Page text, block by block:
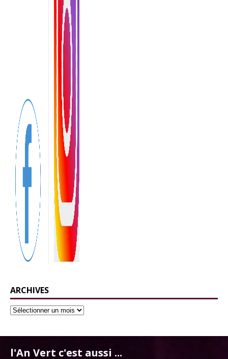
ARCHIVES
l'An Vert c'est aussi ...